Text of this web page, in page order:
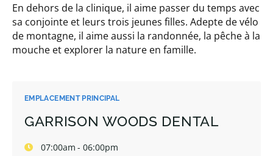
EMPLACEMENT PRINCIPAL
GARRISON WOODS DENTAL
07:00am - 06:00pm
En dehors de la clinique, il aime passer du temps avec
sa conjointe et leurs trois jeunes filles. Adepte de vélo
de montagne, il aime aussi la randonnée, la pêche à la
mouche et explorer la nature en famille.